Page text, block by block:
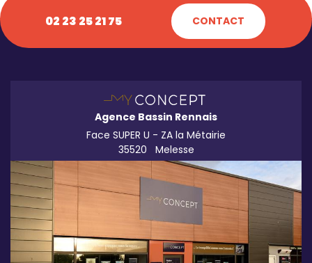
02 23 25 21 75 CONTACT
Agence Bassin Rennais
Face SUPER U - ZA la Métairie
35520
Melesse